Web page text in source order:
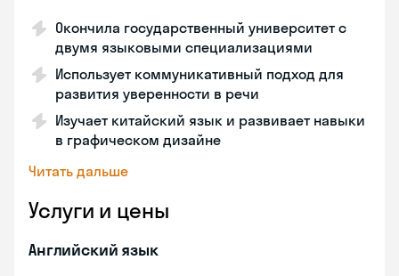
Окончила государственный университет с
двумя языковыми специализациями
Использует коммуникативный подход для
развития уверенности в речи
Изучает китайский язык и развивает навыки
в графическом дизайне
Читать дальше
Услуги и цены
Английский язык